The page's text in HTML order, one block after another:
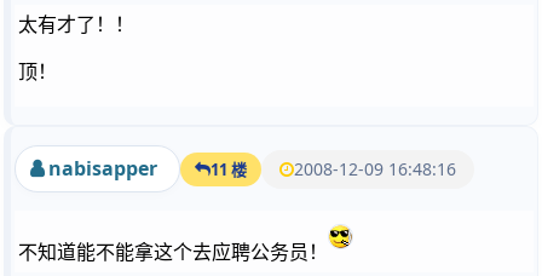
太有才了！！
顶！
nabisapper 11 楼 2008-12-09 16:48:16
不知道能不能拿这个去应聘公务员！